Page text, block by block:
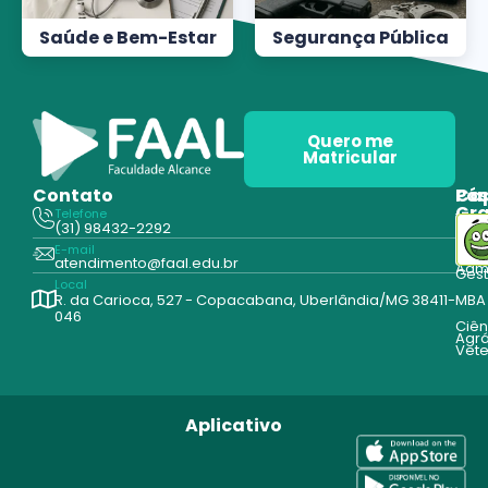
Saúde e Bem-Estar Segurança Pública
Quero me
Matricular
Contato
Telefone
(31) 98432-2292
E-mail
atendimento@faal.edu.br
Local
R. da Carioca, 527 - Copacabana, Uberlândia/MG 38411-
046
MBA
Aplicativo